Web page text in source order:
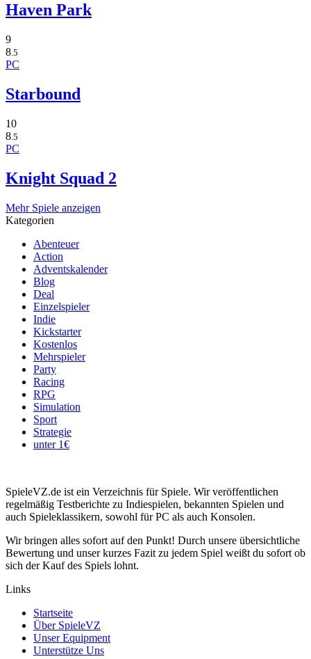
Haven Park
9
8.5
PC
Starbound
10
8.5
PC
Knight Squad 2
Mehr Spiele anzeigen
Kategorien
Abenteuer
Action
Adventskalender
Blog
Deal
Einzelspieler
Indie
Kickstarter
Kostenlos
Mehrspieler
Party
Racing
RPG
Simulation
Sport
Strategie
unter 1€
SpieleVZ.de ist ein Verzeichnis für Spiele. Wir veröffentlichen
regelmäßig Testberichte zu Indiespielen, bekannten Spielen und
auch Spieleklassikern, sowohl für PC als auch Konsolen.
Wir bringen alles sofort auf den Punkt! Durch unsere übersichtliche
Bewertung und unser kurzes Fazit zu jedem Spiel weißt du sofort ob
sich der Kauf des Spiels lohnt.
Links
Startseite
Über SpieleVZ
Unser Equipment
Unterstütze Uns